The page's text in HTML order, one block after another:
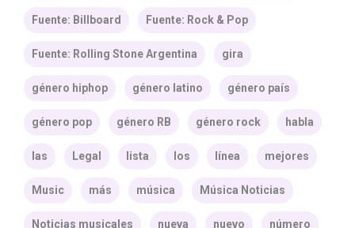
Fuente: Billboard Fuente: Rock & Pop
Fuente: Rolling Stone Argentina gira
género hiphop género latino género país
género pop género RB género rock habla
las Legal lista los línea mejores
Music más música Música Noticias
Noticias musicales nueva nuevo número